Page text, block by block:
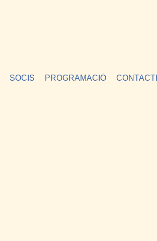
SOCIS PROGRAMACIÓ